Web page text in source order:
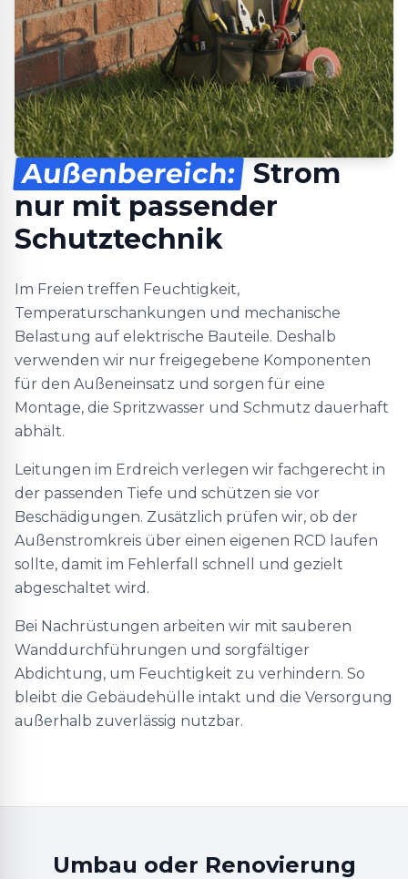
Außenbereich: Strom
nur mit passender
Schutztechnik
Im Freien treffen Feuchtigkeit,
Temperaturschankungen und mechanische
Belastung auf elektrische Bauteile. Deshalb
verwenden wir nur freigegebene Komponenten
für den Außeneinsatz und sorgen für eine
Montage, die Spritzwasser und Schmutz dauerhaft
abhält.
Leitungen im Erdreich verlegen wir fachgerecht in
der passenden Tiefe und schützen sie vor
Beschädigungen. Zusätzlich prüfen wir, ob der
Außenstromkreis über einen eigenen RCD laufen
sollte, damit im Fehlerfall schnell und gezielt
abgeschaltet wird.
Bei Nachrüstungen arbeiten wir mit sauberen
Wanddurchführungen und sorgfältiger
Abdichtung, um Feuchtigkeit zu verhindern. So
bleibt die Gebäudehülle intakt und die Versorgung
außerhalb zuverlässig nutzbar.
Umbau oder Renovierung